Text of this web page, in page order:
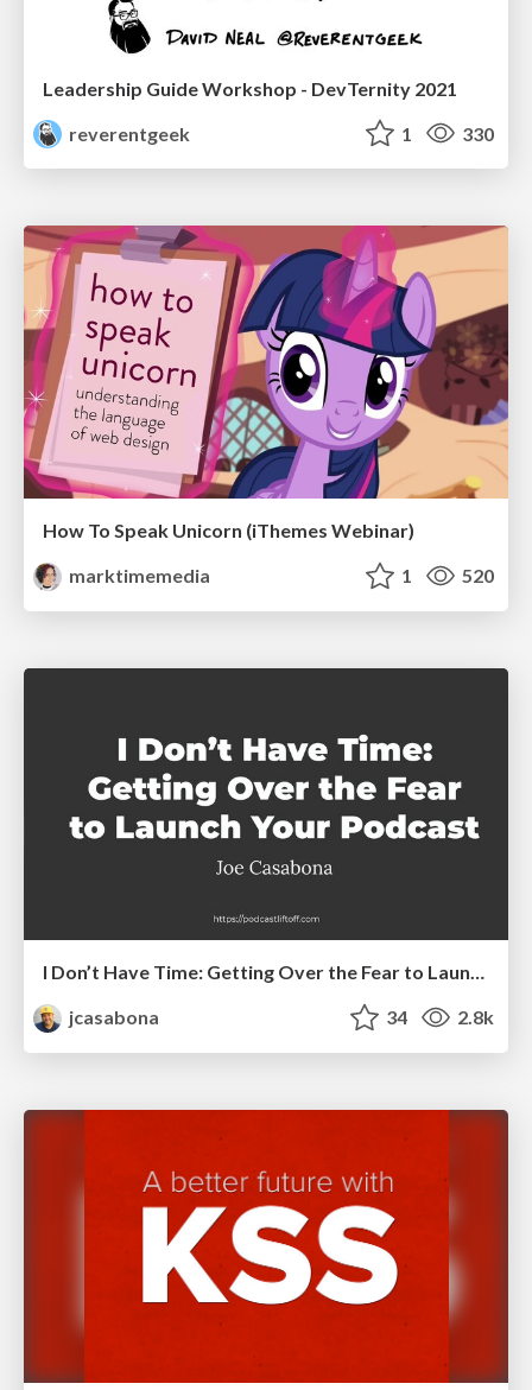
Leadership Guide Workshop - DevTernity 2021
reverentgeek
1 330
How To Speak Unicorn (iThemes Webinar)
marktimemedia
1 520
I Don’t Have Time: Getting Over the Fear to Launch Your Podcast
jcasabona
34 2.8k